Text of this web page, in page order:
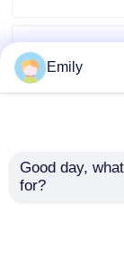
খবর
প্রসারিত ধাতু তারের
Emily
Good day,
for?